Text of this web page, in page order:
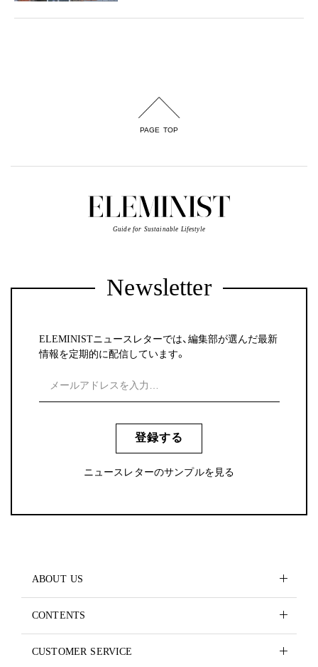
PAGE TOP
Guide for Sustainable Lifestyle
Newsletter
ELEMINISTニュースレターでは、編集部が選んだ最新
情報を定期的に配信しています。
登録する
ニュースレターのサンプルを見る
ABOUT US
CONTENTS
CUSTOMER SERVICE